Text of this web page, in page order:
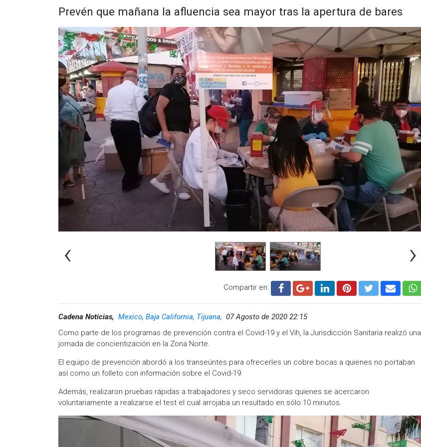
Prevén que mañana la afluencia sea mayor tras la apertura de bares
‹ ›
Compartir en:
Cadena Noticias, Mexico, Baja California, Tijuana, 07 Agosto de 2020 22:15
Como parte de los programas de prevención contra el Covid-19 y el Vih, la Jurisdicción Sanitaria realizó una
jornada de concientización en la Zona Norte.
El equipo de prevención abordó a los transeúntes para ofrecerles un cobre bocas a quienes no portaban
así como un folleto con información sobre el Covid-19.
Además, realizaron pruebas rápidas a trabajadores y seco servidoras quienes se acercaron
voluntariamente a realizarse el test el cual arrojaba un resultado en sólo 10 minutos.